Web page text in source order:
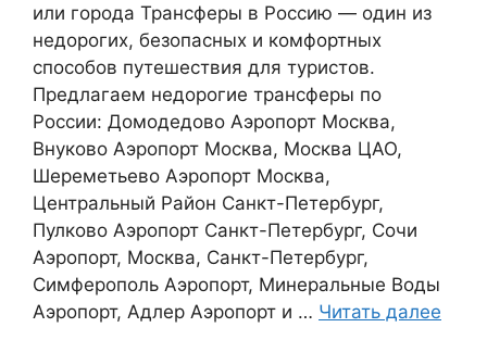
или города Трансферы в Россию — один из
недорогих, безопасных и комфортных
способов путешествия для туристов.
Предлагаем недорогие трансферы по
России: Домодедово Аэропорт Москва,
Внуково Аэропорт Москва, Москва ЦАО,
Шереметьево Аэропорт Москва,
Центральный Район Санкт-Петербург,
Пулково Аэропорт Санкт-Петербург, Сочи
Аэропорт, Москва, Санкт-Петербург,
Симферополь Аэропорт, Минеральные Воды
Аэропорт, Адлер Аэропорт и … Читать далее